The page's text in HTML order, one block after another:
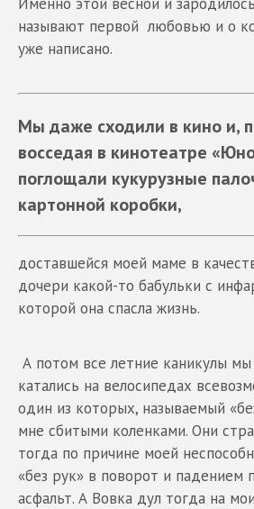
называют первой любовью и о
уже написано.
Мы даже сходили в кино и,
восседая в кинотеатре
поглощали кукурузные
картонной коробки,
доставшейся моей маме в
дочери какой-то бабульки с
которой она спасла жизнь.
А потом все летние каникулы
катались на велосипедах
один из которых, называемый
мне сбитыми коленками. Они
тогда по причине моей
«без рук» в поворот и падением
асфальт. А Вовка дул тогда на